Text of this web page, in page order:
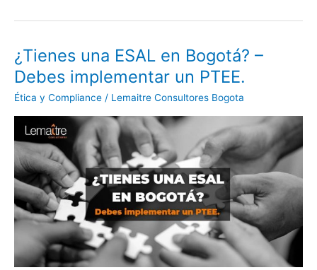
¿Tienes una ESAL en Bogotá? –
Debes implementar un PTEE.
Ética y Compliance / Lemaitre Consultores Bogota
¿Tienes
una
ESAL
en
Bogotá?
Debes
implementar
un
PTEE.